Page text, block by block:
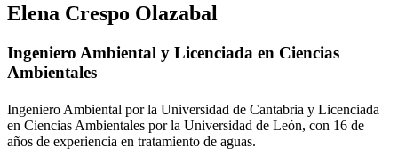
Elena Crespo Olazabal
Ingeniero Ambiental y Licenciada en Ciencias
Ambientales
Ingeniero Ambiental por la Universidad de Cantabria y Licenciada
en Ciencias Ambientales por la Universidad de León, con 16 de
años de experiencia en tratamiento de aguas.